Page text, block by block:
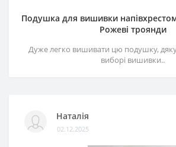
Подушка для вишивки
Рожеві троянди
Дуже легко вишивати цю подушку,
виборі вишивки..
Наталія
02.12.2025